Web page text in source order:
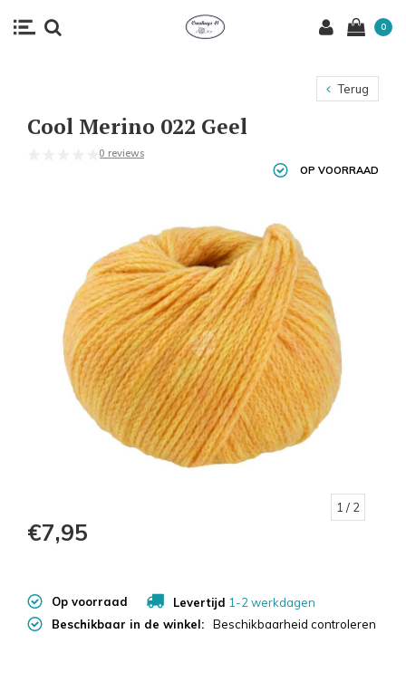
0
Terug
Cool Merino 022 Geel
0 reviews
OP VOORRAAD
1 / 2
€7,95
Op voorraad Levertijd 1-2 werkdagen
Beschikbaar in de winkel:
Beschikbaarheid controleren